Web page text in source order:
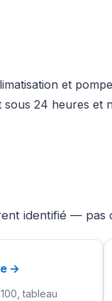
et
24 heures et
identifié — pas
→
tableau